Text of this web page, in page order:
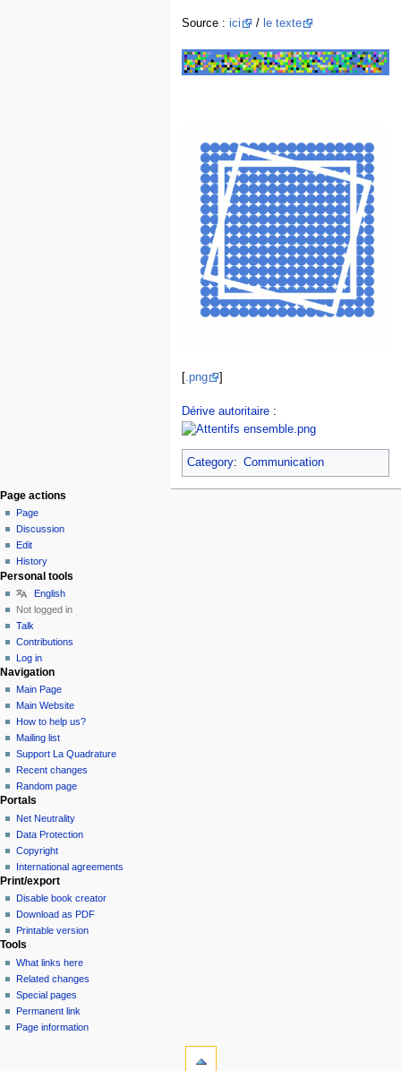
Source :ici / le texte
.png
Dérive autoritaire :
Category: Communication
Page actions
Page
Discussion
Edit
History
Personal tools
English
Not logged in
Talk
Contributions
Log in
Navigation
Main Page
Main Website
How to help us?
Mailing list
Support La Quadrature
Recent changes
Random page
Portals
Net Neutrality
Data Protection
Copyright
International agreements
Print/export
Disable book creator
Download as PDF
Printable version
Tools
What links here
Related changes
Special pages
Permanent link
Page information